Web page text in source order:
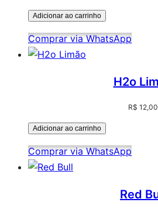
Adicionar ao carrinho
Comprar via WhatsApp
H2o
R$ 12,00
Adicionar ao carrinho
Comprar via WhatsApp
Red